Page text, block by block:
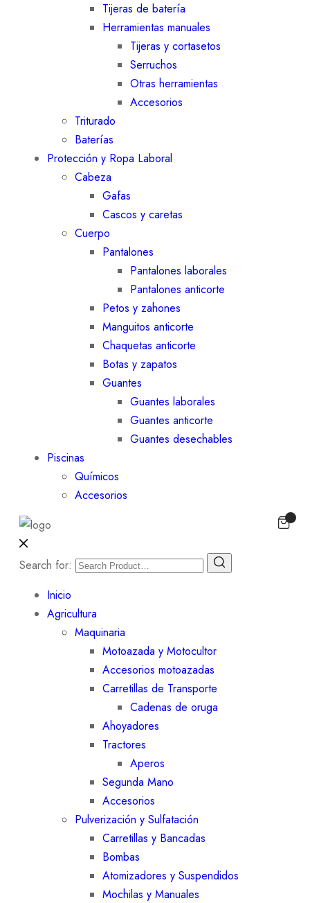
Tijeras de batería
Herramientas manuales
Tijeras y cortasetos
Serruchos
Otras herramientas
Accesorios
Triturado
Baterías
Protección y Ropa Laboral
Cabeza
Gafas
Cascos y caretas
Cuerpo
Pantalones
Pantalones laborales
Pantalones anticorte
Petos y zahones
Manguitos anticorte
Chaquetas anticorte
Botas y zapatos
Guantes
Guantes laborales
Guantes anticorte
Guantes desechables
Piscinas
Químicos
Accesorios
Search for:
Inicio
Agricultura
Maquinaria
Motoazada y Motocultor
Accesorios motoazadas
Carretillas de Transporte
Cadenas de oruga
Ahoyadores
Tractores
Aperos
Segunda Mano
Accesorios
Pulverización y Sulfatación
Carretillas y Bancadas
Bombas
Atomizadores y Suspendidos
Mochilas y Manuales